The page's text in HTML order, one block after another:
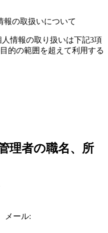
報の取扱いについて
情報の取り扱いは下記3項
的の範囲を超えて利用する
理者の職名、所
メール: